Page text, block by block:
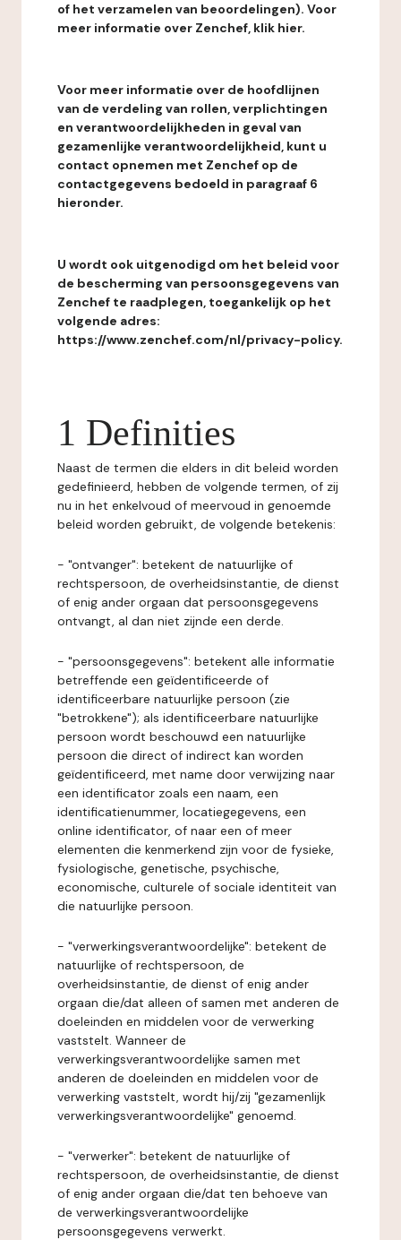
of het verzamelen van beoordelingen). Voor
meer informatie over Zenchef, klik hier.
Voor meer informatie over de hoofdlijnen
van de verdeling van rollen, verplichtingen
en verantwoordelijkheden in geval van
gezamenlijke verantwoordelijkheid, kunt u
contact opnemen met Zenchef op de
contactgegevens bedoeld in paragraaf 6
hieronder.
U wordt ook uitgenodigd om het beleid voor
de bescherming van persoonsgegevens van
Zenchef te raadplegen, toegankelijk op het
volgende adres:
https://www.zenchef.com/nl/privacy-policy.
1 Definities
Naast de termen die elders in dit beleid worden
gedefinieerd, hebben de volgende termen, of zij
nu in het enkelvoud of meervoud in genoemde
beleid worden gebruikt, de volgende betekenis:
- "ontvanger": betekent de natuurlijke of
rechtspersoon, de overheidsinstantie, de dienst
of enig ander orgaan dat persoonsgegevens
ontvangt, al dan niet zijnde een derde.
- "persoonsgegevens": betekent alle informatie
betreffende een geïdentificeerde of
identificeerbare natuurlijke persoon (zie
"betrokkene"); als identificeerbare natuurlijke
persoon wordt beschouwd een natuurlijke
persoon die direct of indirect kan worden
geïdentificeerd, met name door verwijzing naar
een identificator zoals een naam, een
identificatienummer, locatiegegevens, een
online identificator, of naar een of meer
elementen die kenmerkend zijn voor de fysieke,
fysiologische, genetische, psychische,
economische, culturele of sociale identiteit van
die natuurlijke persoon.
- "verwerkingsverantwoordelijke": betekent de
natuurlijke of rechtspersoon, de
overheidsinstantie, de dienst of enig ander
orgaan die/dat alleen of samen met anderen de
doeleinden en middelen voor de verwerking
vaststelt. Wanneer de
verwerkingsverantwoordelijke samen met
anderen de doeleinden en middelen voor de
verwerking vaststelt, wordt hij/zij "gezamenlijk
verwerkingsverantwoordelijke" genoemd.
- "verwerker": betekent de natuurlijke of
rechtspersoon, de overheidsinstantie, de dienst
of enig ander orgaan die/dat ten behoeve van
de verwerkingsverantwoordelijke
persoonsgegevens verwerkt.